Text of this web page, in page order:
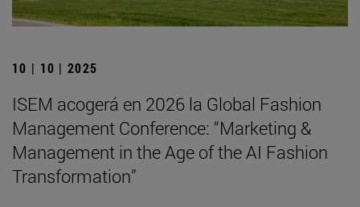
10 | 10 | 2025
ISEM acogerá en 2026 la Global Fashion
Management Conference: “Marketing &
Management in the Age of the AI Fashion
Transformation”